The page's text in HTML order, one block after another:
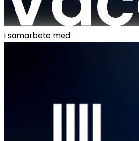
I samarbete med